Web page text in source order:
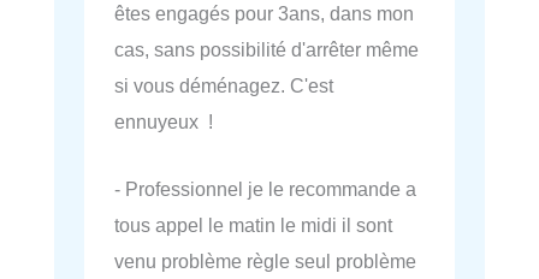
êtes engagés pour 3ans, dans mon
cas, sans possibilité d'arrêter même
si vous déménagez. C'est
ennuyeux !
- Professionnel je le recommande a
tous appel le matin le midi il sont
venu problème règle seul problème